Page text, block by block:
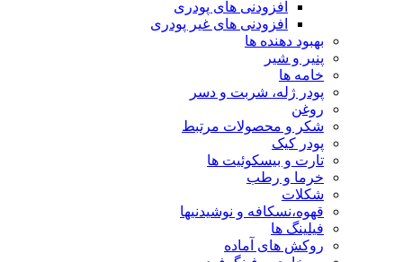
افزودنی های پودری
افزودنی های غیر پودری
بهبود دهنده ها
پنیر و شیر
خامه ها
پودر ژله، شربت و دسر
روغن
شکر و محصولات مرتبط
پودر کیک
تارت و بیسکوئیت ها
خرما و رطب
شکلات
قهوه،نسکافه و نوشیدنیها
فیلینگ ها
روکش های آماده